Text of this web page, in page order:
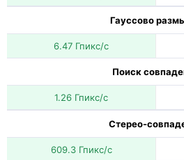
Гауссово
6.47 Гпикс/с
Поиск
1.26 Гпикс/с
Стерео-
609.3 Гпикс/с